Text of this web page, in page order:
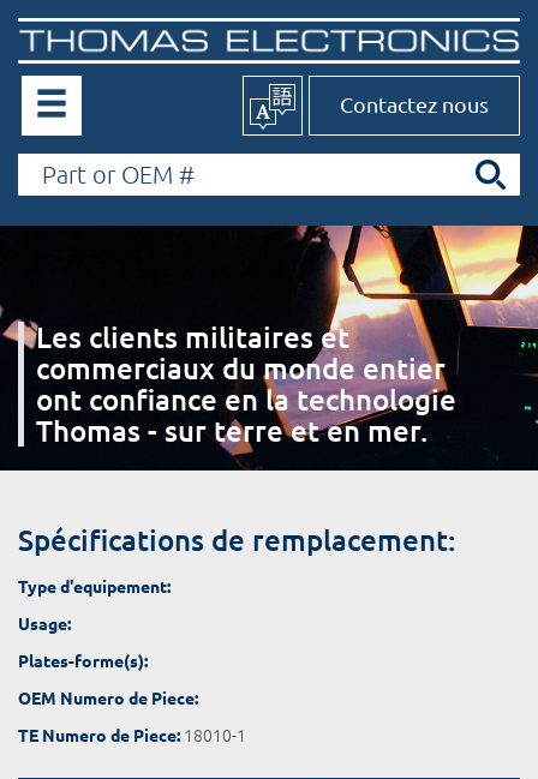
Contactez nous
Les clients militaires et
commerciaux du monde entier
ont confiance en la technologie
Thomas - sur terre et en mer.
Spécifications de remplacement:
Type d'equipement:
Usage:
Plates-forme(s):
OEM Numero de Piece:
TE Numero de Piece: 18010-1